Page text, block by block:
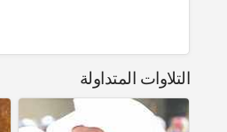
التلاوات المتداولة